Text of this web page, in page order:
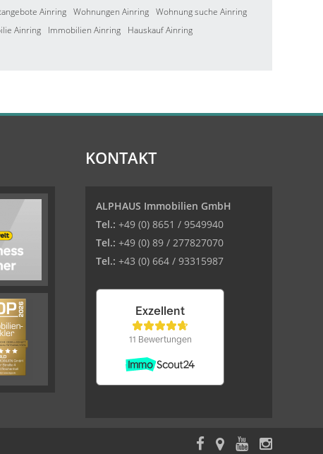
Ainring Wohnungen Ainring Wohnung suche Ainring
Ainring Immobilien Ainring
Hauskauf Ainring
KONTAKT
ALPHAUS Immobilien GmbH
Tel.: +49 (0) 8651 / 9549940
Tel.: +49 (0) 89 / 277827070
Tel.: +43 (0) 664 / 93315987